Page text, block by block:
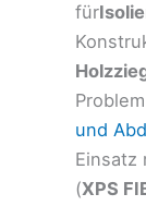
für
und
Einsatz
(XPS